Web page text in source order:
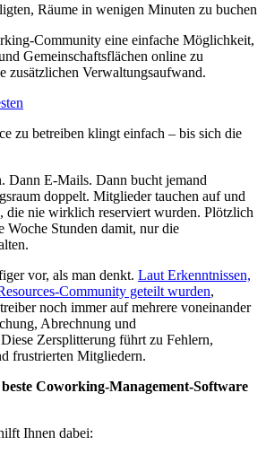
Räume in wenigen Minuten zu buchen
Community eine einfache Möglichkeit,
Gemeinschaftsflächen online zu
zusätzlichen Verwaltungsaufwand.
zu betreiben klingt einfach – bis sich die
Dann E-Mails. Dann bucht jemand
doppelt. Mitglieder tauchen auf und
die nie wirklich reserviert wurden. Plötzlich
Woche Stunden damit, nur die
vor, als man denkt. Laut Erkenntnissen,
geteilt wurden,
noch immer auf mehrere voneinander
Abrechnung und
Zersplitterung führt zu Fehlern,
frustrierten Mitgliedern.
beste Coworking-Management-Software
Ihnen dabei: